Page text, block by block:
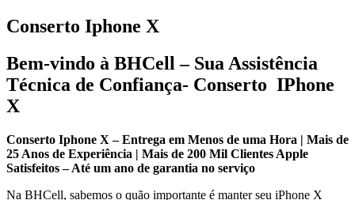
Conserto Iphone X
Bem-vindo à BHCell – Sua Assistência
Técnica de Confiança- Conserto IPhone
X
Conserto Iphone X – Entrega em Menos de uma Hora | Mais de
25 Anos de Experiência | Mais de 200 Mil Clientes Apple
Satisfeitos – Até um ano de garantia no serviço
Na BHCell, sabemos o quão importante é manter seu iPhone X